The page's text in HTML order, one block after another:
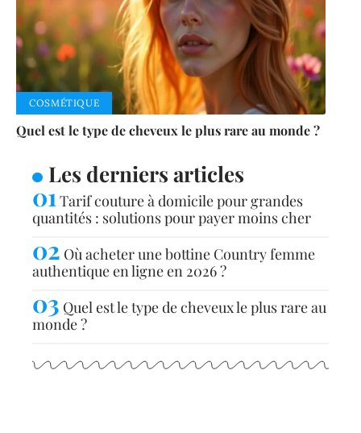
COSMÉTIQUE
Quel est le type de cheveux le plus rare au monde ?
Les derniers articles
Tarif couture à domicile pour grandes
quantités : solutions pour payer moins cher
Où acheter une bottine Country femme
authentique en ligne en 2026 ?
Quel est le type de cheveux le plus rare au
monde ?